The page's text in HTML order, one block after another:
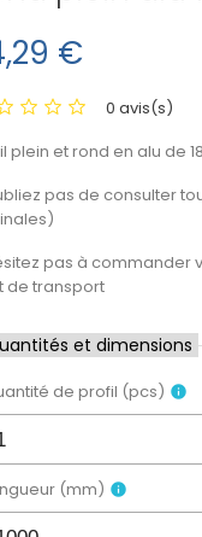
€
0 avis(s)
plein et rond en alu de
pas de consulter
pas à commander
de transport
et dimensions
de profil (pcs) info
(mm) info